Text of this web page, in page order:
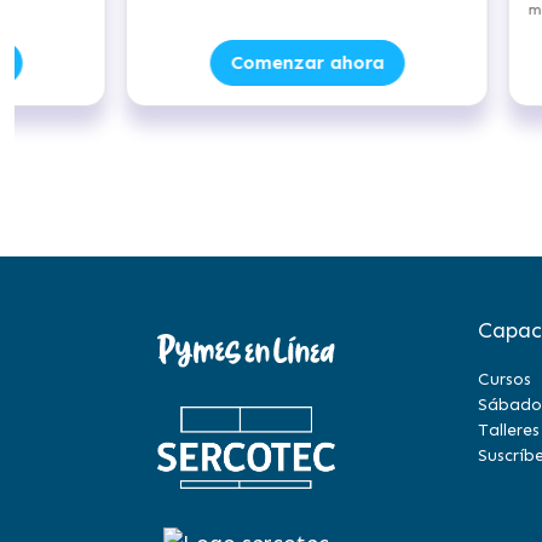
Comenzar ahora
Cursos
Talleres